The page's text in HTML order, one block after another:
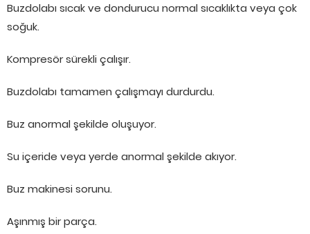
Buzdolabı sıcak ve dondurucu normal sıcaklıkta veya çok
soğuk.
Kompresör sürekli çalışır.
Buzdolabı tamamen çalışmayı durdurdu.
Buz anormal şekilde oluşuyor.
Su içeride veya yerde anormal şekilde akıyor.
Buz makinesi sorunu.
Aşınmış bir parça.